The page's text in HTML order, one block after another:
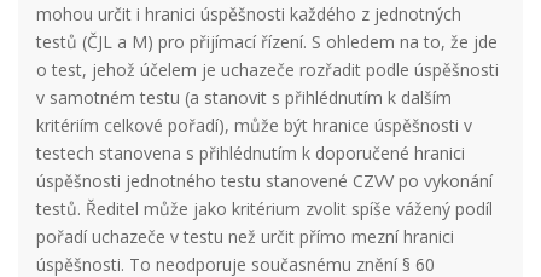
mohou určit i hranici úspěšnosti každého z jednotných
testů (ČJL a M) pro přijímací řízení. S ohledem na to, že jde
o test, jehož účelem je uchazeče rozřadit podle úspěšnosti
v samotném testu (a stanovit s přihlédnutím k dalším
kritériím celkové pořadí), může být hranice úspěšnosti v
testech stanovena s přihlédnutím k doporučené hranici
úspěšnosti jednotného testu stanovené CZVV po vykonání
testů. Ředitel může jako kritérium zvolit spíše vážený podíl
pořadí uchazeče v testu než určit přímo mezní hranici
úspěšnosti. To neodporuje současnému znění § 60